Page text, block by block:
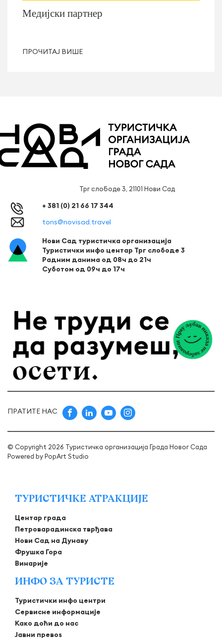
Медијски партнер
ПРОЧИТАЈ ВИШЕ
Трг слободе 3, 21101 Нови Сад
+ 381 (0) 21 66 17 344
tons@novisad.travel
Нови Сад туристичка организација
Туристички инфо центар Трг слободе 3
Радним данима од 08ч до 21ч
Суботом од 09ч до 17ч
ПРАТИТЕ НАС
© Copyright 2026 Туристичка организација Града Новог Сада
Powered byPopArt Studio
ТУРИСТИЧКЕ АТРАКЦИЈЕ
Центар града
Петроварадинска тврђава
Нови Сад на Дунаву
Фрушка Гора
Винарије
ИНФО ЗА ТУРИСТЕ
Туристички инфо центри
Сервисне информације
Како доћи до нас
Јавни превоѕ